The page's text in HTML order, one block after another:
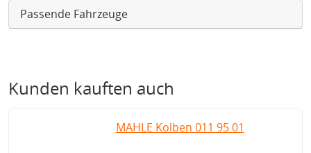
Passende Fahrzeuge
Kunden kauften auch
MAHLE Kolben 011 95 01